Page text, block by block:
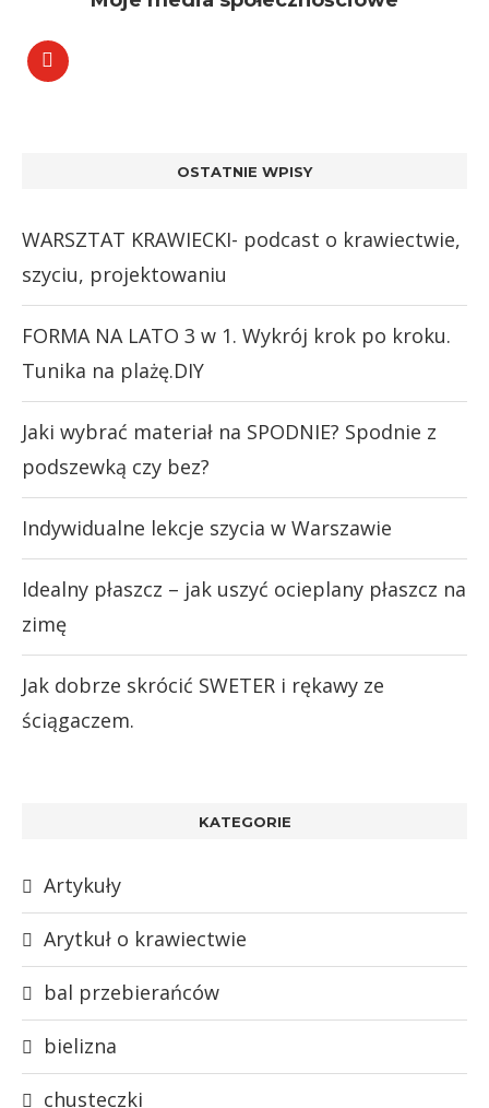
OSTATNIE WPISY
WARSZTAT KRAWIECKI- podcast o krawiectwie,
szyciu, projektowaniu
FORMA NA LATO 3 w 1. Wykrój krok po kroku.
Tunika na plażę.DIY
Jaki wybrać materiał na SPODNIE? Spodnie z
podszewką czy bez?
Indywidualne lekcje szycia w Warszawie
Idealny płaszcz – jak uszyć ocieplany płaszcz na
zimę
Jak dobrze skrócić SWETER i rękawy ze
ściągaczem.
KATEGORIE
Artykuły
Arytkuł o krawiectwie
bal przebierańców
bielizna
chusteczki